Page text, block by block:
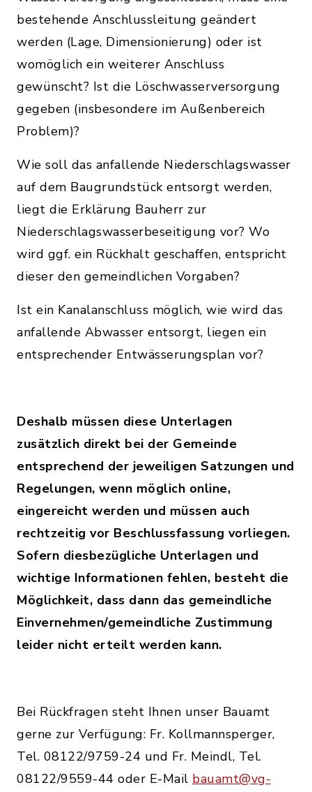
bestehende Anschlussleitung geändert
werden (Lage, Dimensionierung) oder ist
womöglich ein weiterer Anschluss
gewünscht? Ist die Löschwasserversorgung
gegeben (insbesondere im Außenbereich
Problem)?
Wie soll das anfallende Niederschlagswasser
auf dem Baugrundstück entsorgt werden,
liegt die Erklärung Bauherr zur
Niederschlagswasserbeseitigung vor? Wo
wird ggf. ein Rückhalt geschaffen, entspricht
dieser den gemeindlichen Vorgaben?
Ist ein Kanalanschluss möglich, wie wird das
anfallende Abwasser entsorgt, liegen ein
entsprechender Entwässerungsplan vor?
Deshalb müssen diese Unterlagen
zusätzlich direkt bei der Gemeinde
entsprechend der jeweiligen Satzungen und
Regelungen, wenn möglich online,
eingereicht werden und müssen auch
rechtzeitig vor Beschlussfassung vorliegen.
Sofern diesbezügliche Unterlagen und
wichtige Informationen fehlen, besteht die
Möglichkeit, dass dann das gemeindliche
Einvernehmen/gemeindliche Zustimmung
leider nicht erteilt werden kann.
Bei Rückfragen steht Ihnen unser Bauamt
gerne zur Verfügung: Fr. Kollmannsperger,
Tel. 08122/9759-24 und Fr. Meindl, Tel.
08122/9559-44 oder E-Mail bauamt@vg-